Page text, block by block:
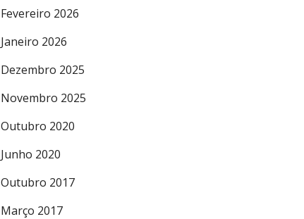
Fevereiro 2026
Janeiro 2026
Dezembro 2025
Novembro 2025
Outubro 2020
Junho 2020
Outubro 2017
Março 2017